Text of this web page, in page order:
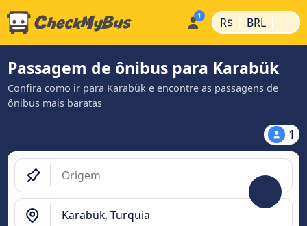
R$ | BRL |
Passagem de ônibus para Karabük
Confira como ir para Karabük e encontre as passagens de
ônibus mais baratas
1